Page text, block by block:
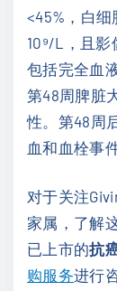
<45%，白细
10⁹/L，且
包括完全血
第48周脾脏
性。第48周
血和血栓事
对于关注
家属，了解
已上市的抗
购服务进行